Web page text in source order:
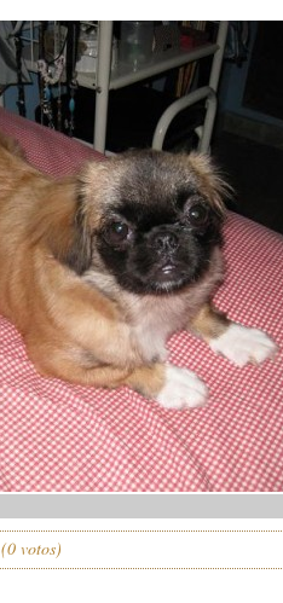
(0 votos)